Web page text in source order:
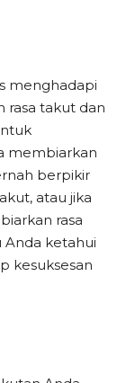
menghadapi
rasa takut dan
membiarkan
berpikir
atau jika
rasa
Anda ketahui
kesuksesan